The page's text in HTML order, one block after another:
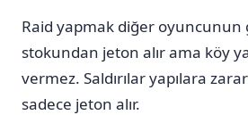
Raid yapmak diğer oyuncunun
stokundan jeton alır ama köy
vermez. Saldırılar yapılara
sadece jeton alır.